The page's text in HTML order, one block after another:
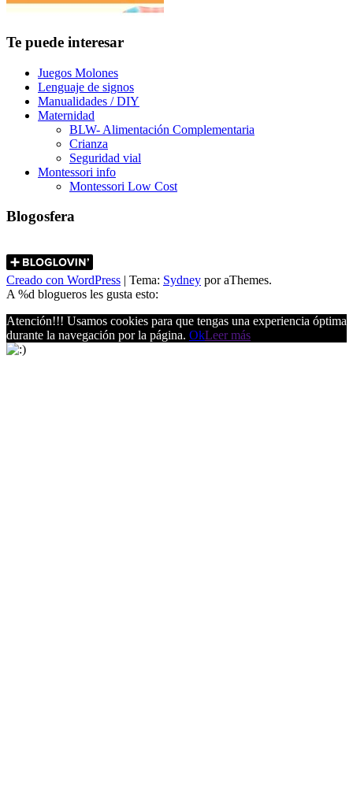
Te puede interesar
Juegos Molones
Lenguaje de signos
Manualidades / DIY
Maternidad
BLW- Alimentación Complementaria
Crianza
Seguridad vial
Montessori info
Montessori Low Cost
Blogosfera
Creado con WordPress | Tema: Sydney por aThemes.
A %d blogueros les gusta esto:
Atención!!! Usamos cookies para que tengas una experiencia óptima
durante la navegación por la página. OkLeer más